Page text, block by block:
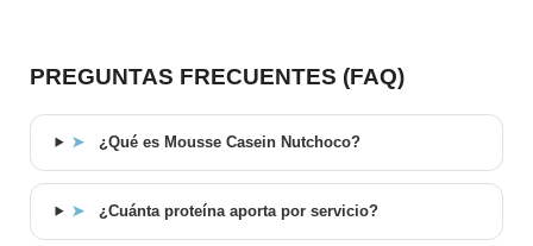
PREGUNTAS FRECUENTES (FAQ)
➤ ¿Qué es Mousse Casein Nutchoco?
➤ ¿Cuánta proteína aporta por servicio?